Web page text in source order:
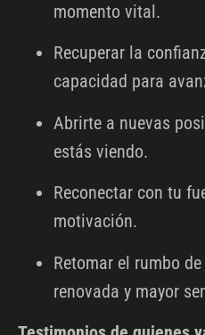
momento vital.
Recuperar la
capacidad para
Abrirte a nuevas
estás viendo.
Reconectar con tu
motivación.
Retomar el rumbo
renovada y mayor